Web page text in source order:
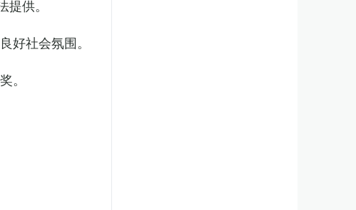
供。
好社会氛围。
。